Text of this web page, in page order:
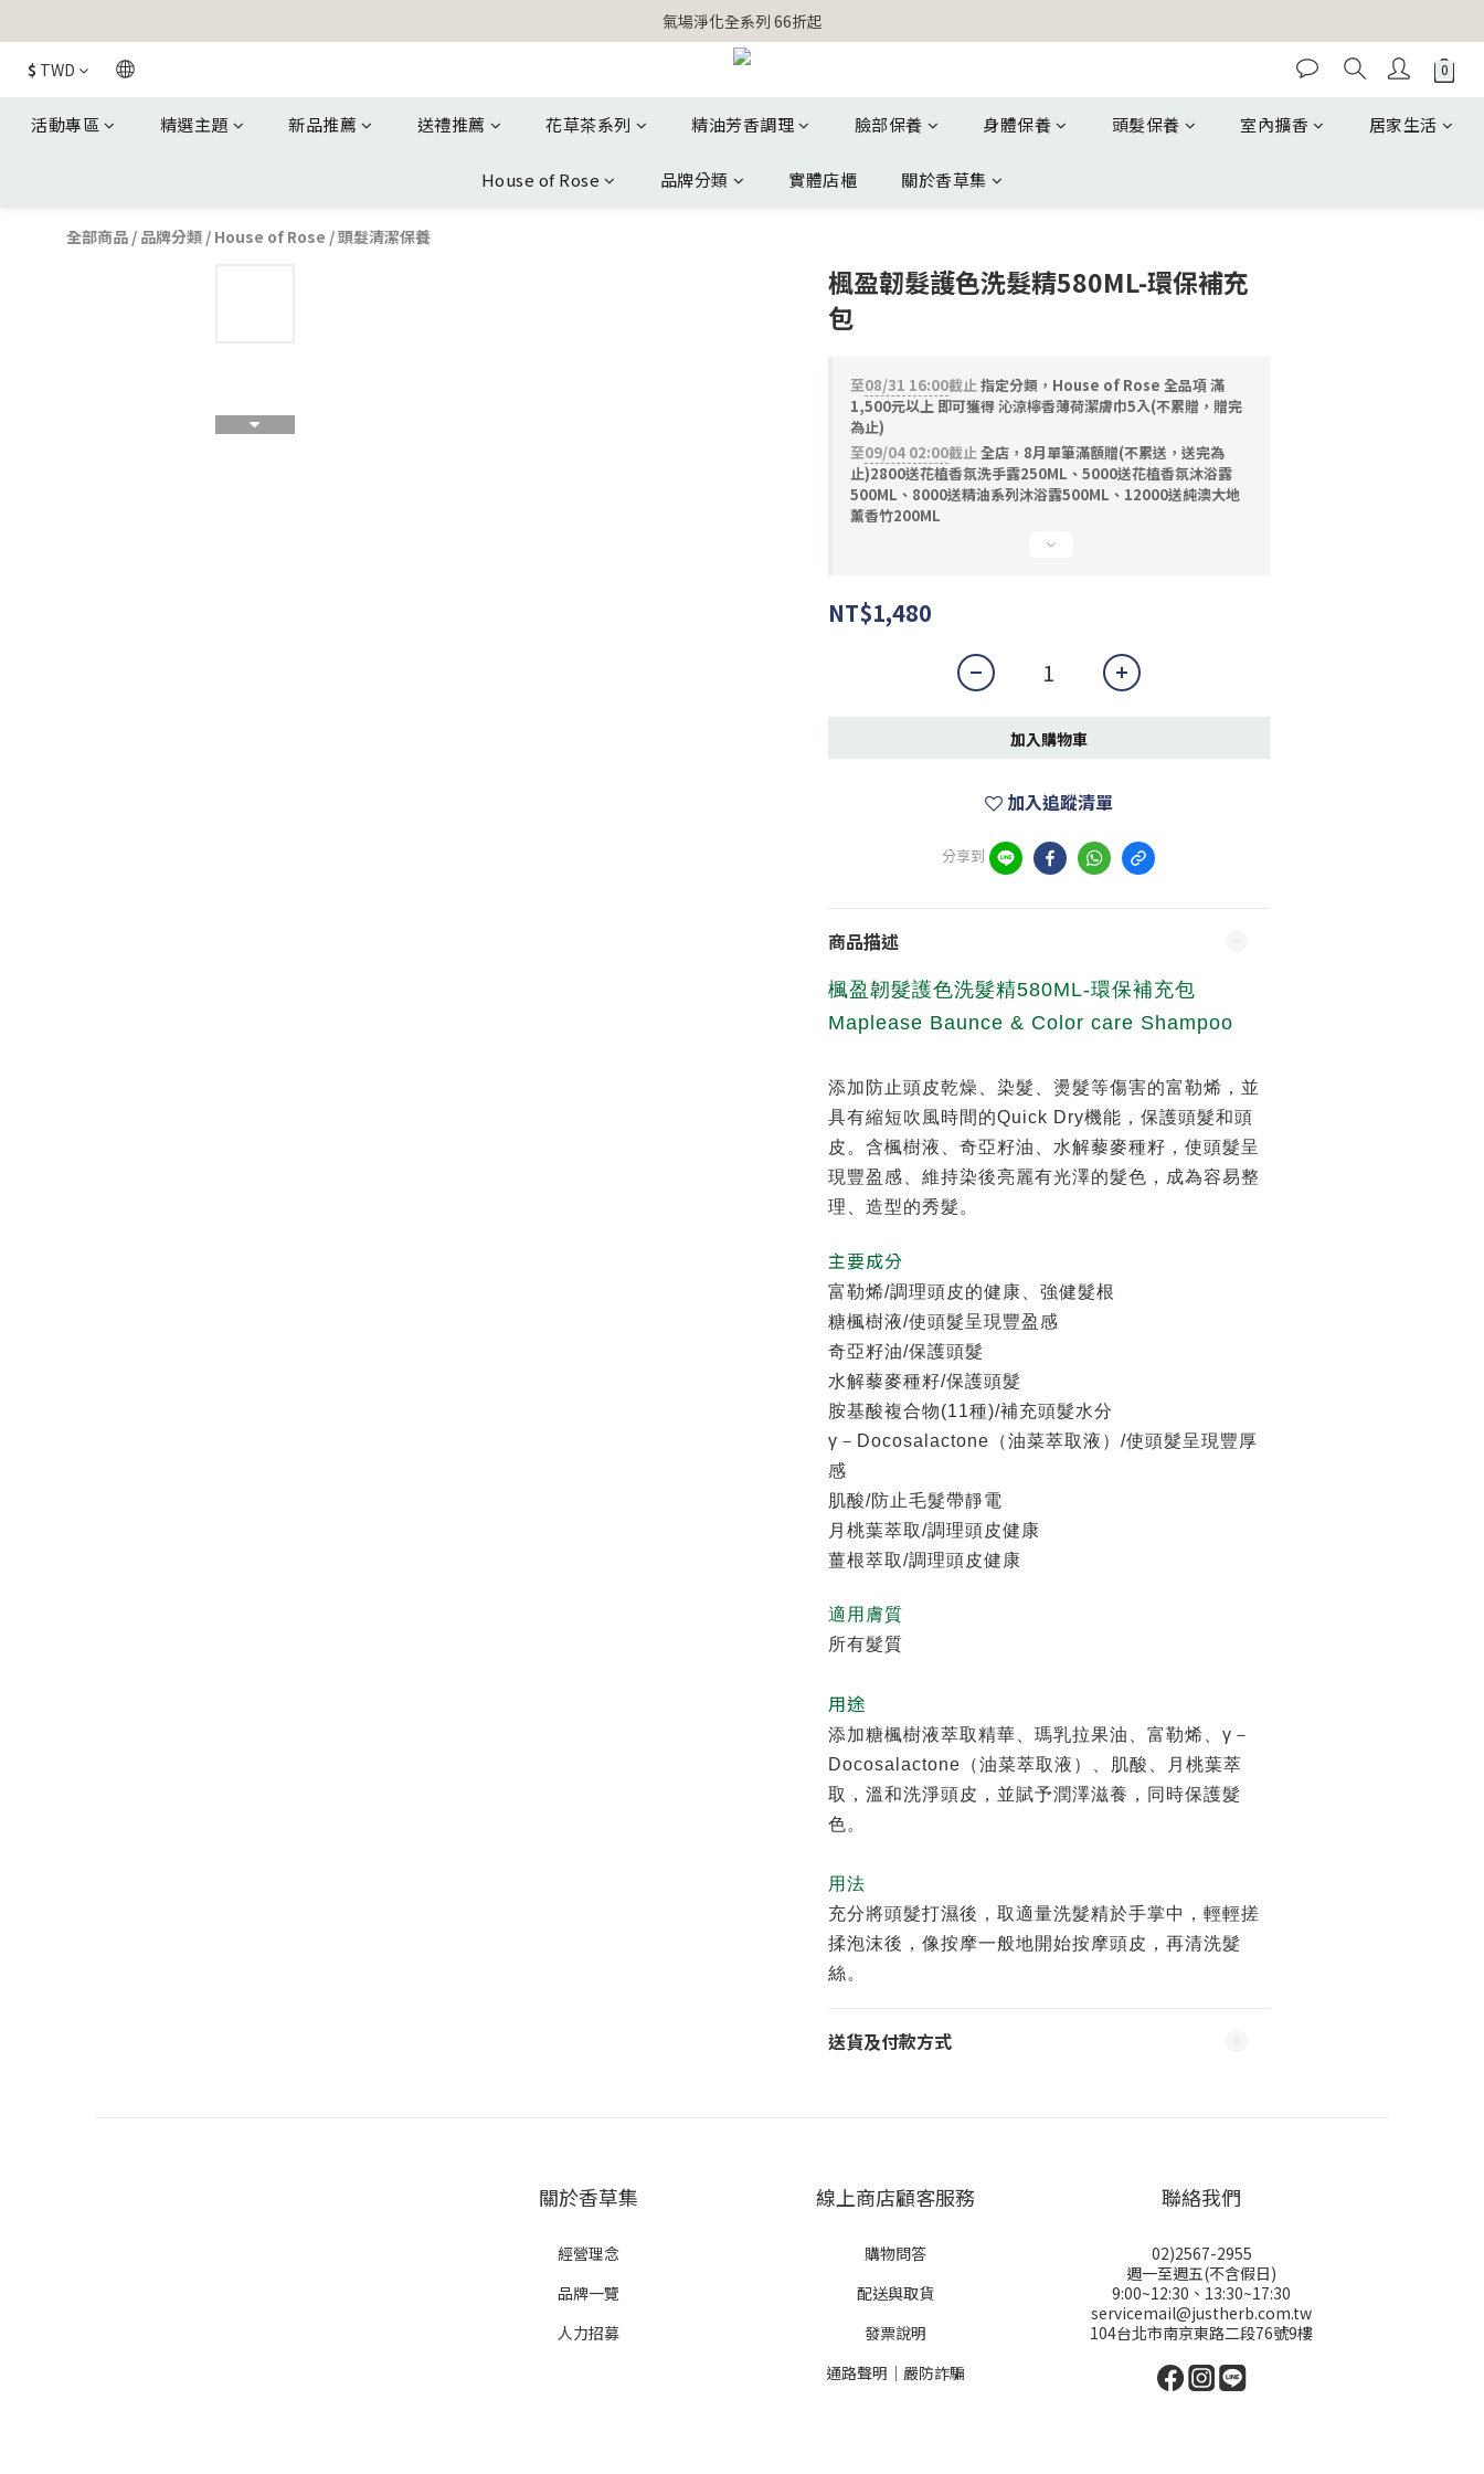
【官網獨家】首次消費 不限金額 即送 香遇熊超人行李吊牌
氣場淨化全系列 66折起
【官網獨家】首次消費 不限金額 即送 香遇熊超人行李吊牌
$ TWD
活動專區 精選主題 新品推薦 送禮推薦 花草茶系列 精油芳香調理 臉部保養 身體保養 頭髮保養 室內擴香 居家生活
House of Rose 品牌分類 實體店櫃 關於香草集
全部商品 / 品牌分類 / House of Rose /頭髮清潔保養
楓盈韌髮護色洗髮精580ML-環保補充
包
至08/31 16:00截止指定分類，House of Rose 全品項 滿
1,500元以上 即可獲得 沁涼檸香薄荷潔膚巾5入(不累贈，贈完
為止)
至09/04 02:00截止全店，8月單筆滿額贈(不累送，送完為
止)2800送花植香氛洗手露250ML、5000送花植香氛沐浴露
500ML、8000送精油系列沐浴露500ML、12000送純澳大地
薰香竹200ML
NT$1,480
加入購物車
加入追蹤清單
分享到
商品描述
楓盈韌髮護色洗髮精580ML-環保補充包
Maplease Baunce & Color care Shampoo
添加防止頭皮乾燥、染髮、燙髮等傷害的富勒烯，並
具有縮短吹風時間的Quick Dry機能，保護頭髮和頭
皮。含楓樹液、奇亞籽油、水解藜麥種籽，使頭髮呈
現豐盈感、維持染後亮麗有光澤的髮色，成為容易整
理、造型的秀髮。
主要成分
富勒烯/調理頭皮的健康、強健髮根
糖楓樹液/使頭髮呈現豐盈感
奇亞籽油/保護頭髮
水解藜麥種籽/保護頭髮
胺基酸複合物(11種)/補充頭髮水分
γ－Docosalactone（油菜萃取液）/使頭髮呈現豐厚
感
肌酸/防止毛髮帶靜電
月桃葉萃取/調理頭皮健康
薑根萃取/調理頭皮健康
適用膚質
所有髮質
用途
添加糖楓樹液萃取精華、瑪乳拉果油、富勒烯、γ－
Docosalactone（油菜萃取液）、肌酸、月桃葉萃
取，溫和洗淨頭皮，並賦予潤澤滋養，同時保護髮
色。
用法
充分將頭髮打濕後，取適量洗髮精於手掌中，輕輕搓
揉泡沫後，像按摩一般地開始按摩頭皮，再清洗髮
絲。
送貨及付款方式
關於香草集
經營理念
品牌一覽
人力招募
線上商店顧客服務
購物問答
配送與取貨
發票說明
通路聲明｜嚴防詐騙
聯絡我們
02)2567-2955
週一至週五(不含假日)
9:00~12:30、13:30~17:30
servicemail@justherb.com.tw
104台北市南京東路二段76號9樓